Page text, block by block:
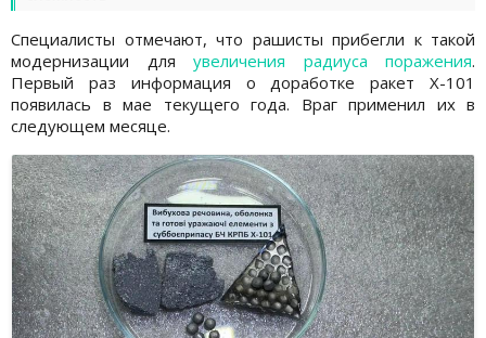
Специалисты отмечают, что рашисты прибегли к такой
модернизации для увеличения радиуса поражения.
Первый раз информация о доработке ракет Х-101
появилась в мае текущего года. Враг применил их в
следующем месяце.